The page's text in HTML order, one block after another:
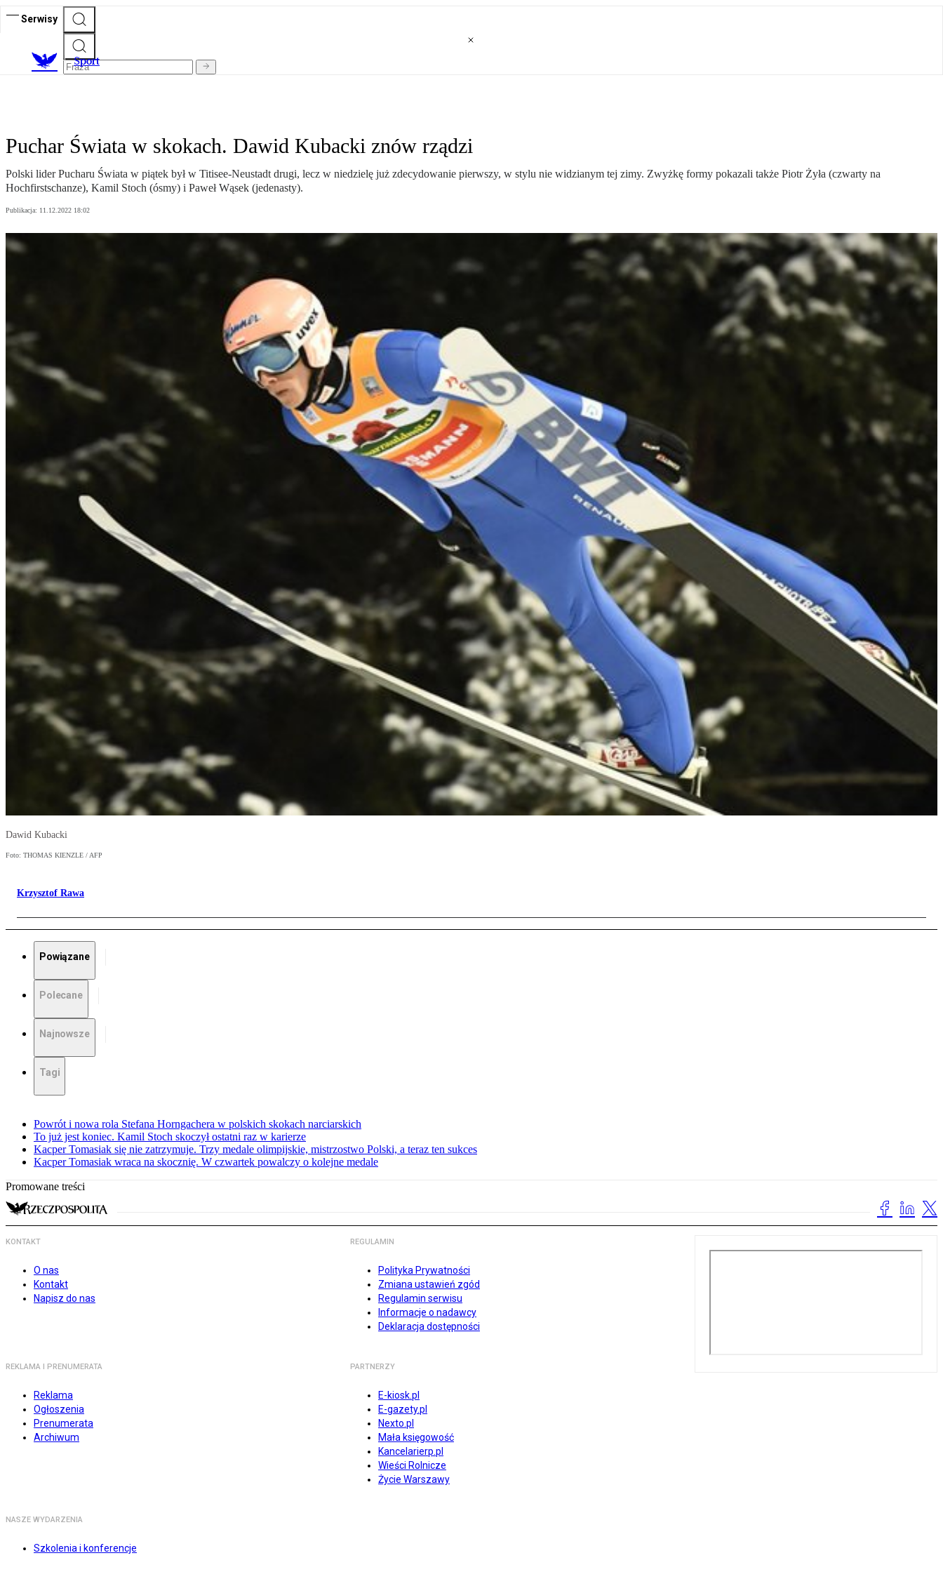
Serwisy
Sport
Puchar Świata w skokach. Dawid Kubacki znów rządzi
Polski lider Pucharu Świata w piątek był w Titisee-Neustadt drugi, lecz w niedzielę już zdecydowanie pierwszy, w stylu nie widzianym tej zimy. Zwyżkę formy pokazali także Piotr Żyła (czwarty na
Hochfirstschanze), Kamil Stoch (ósmy) i Paweł Wąsek (jedenasty).
Publikacja: 11.12.2022 18:02
Dawid Kubacki
Foto: THOMAS KIENZLE / AFP
Krzysztof Rawa
Powiązane
Polecane
Najnowsze
Tagi
Powrót i nowa rola Stefana Horngachera w polskich skokach narciarskich
To już jest koniec. Kamil Stoch skoczył ostatni raz w karierze
Kacper Tomasiak się nie zatrzymuje. Trzy medale olimpijskie, mistrzostwo Polski, a teraz ten sukces
Kacper Tomasiak wraca na skocznię. W czwartek powalczy o kolejne medale
Promowane treści
KONTAKT
O nas
Kontakt
Napisz do nas
REGULAMIN
Polityka Prywatności
Zmiana ustawień zgód
Regulamin serwisu
Informacje o nadawcy
Deklaracja dostępności
REKLAMA I PRENUMERATA
Reklama
Ogłoszenia
Prenumerata
Archiwum
PARTNERZY
E-kiosk.pl
E-gazety.pl
Nexto.pl
Mała księgowość
Kancelarierp.pl
Wieści Rolnicze
Życie Warszawy
NASZE WYDARZENIA
Szkolenia i konferencje